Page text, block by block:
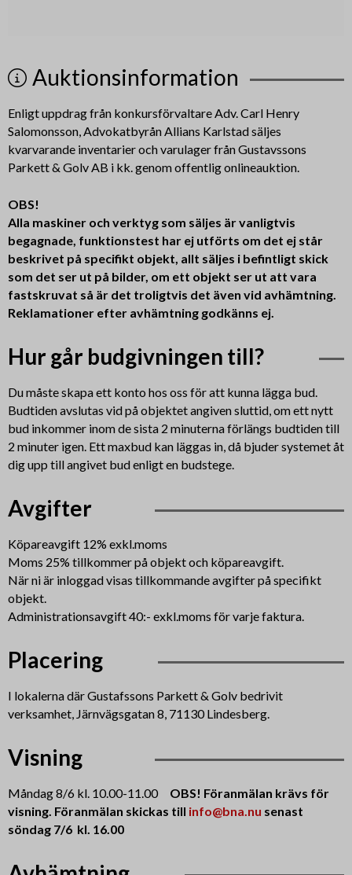
Auktionsinformation
Enligt uppdrag från konkursförvaltare Adv. Carl Henry
Salomonsson, Advokatbyrån Allians Karlstad säljes
kvarvarande inventarier och varulager från Gustavssons
Parkett & Golv AB i kk. genom offentlig onlineauktion.
OBS!
Alla maskiner och verktyg som säljes är vanligtvis
begagnade, funktionstest har ej utförts om det ej står
beskrivet på specifikt objekt, allt säljes i befintligt skick
som det ser ut på bilder, om ett objekt ser ut att vara
fastskruvat så är det troligtvis det även vid avhämtning.
Reklamationer efter avhämtning godkänns ej.
Hur går budgivningen till?
Du måste skapa ett konto hos oss för att kunna lägga bud.
Budtiden avslutas vid på objektet angiven sluttid, om ett nytt
bud inkommer inom de sista 2 minuterna förlängs budtiden till
2 minuter igen. Ett maxbud kan läggas in, då bjuder systemet åt
dig upp till angivet bud enligt en budstege.
Avgifter
Köpareavgift 12% exkl.moms
Moms 25% tillkommer på objekt och köpareavgift.
När ni är inloggad visas tillkommande avgifter på specifikt
objekt.
Administrationsavgift 40:- exkl.moms för varje faktura.
Placering
I lokalerna där Gustafssons Parkett & Golv bedrivit
verksamhet, Järnvägsgatan 8, 71130 Lindesberg.
Visning
Måndag 8/6 kl. 10.00-11.00 OBS! Föranmälan krävs för
visning. Föranmälan skickas till info@bna.nu senast
söndag 7/6 kl. 16.00